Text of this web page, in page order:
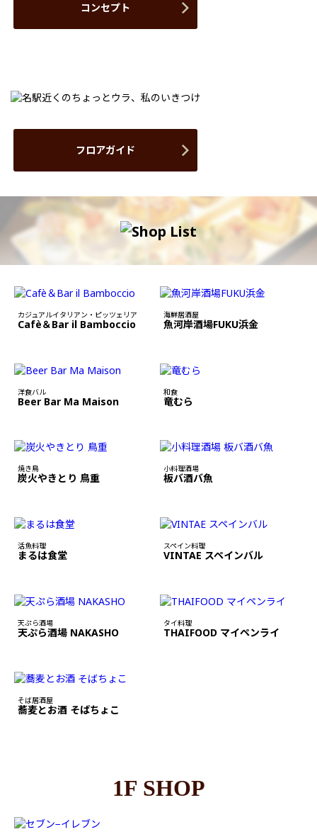
コンセプト
フロアガイド
カジュアルイタリアン・ピッツェリア
Cafè＆Bar il Bamboccio
海鮮居酒屋
魚河岸酒場FUKU浜金
洋食バル
Beer Bar Ma Maison
和食
竜むら
焼き鳥
炭火やきとり 鳥重
小料理酒場
板バ酒バ魚
活魚料理
まるは食堂
スペイン料理
VINTAE スペインバル
天ぷら酒場
天ぷら酒場 NAKASHO
タイ料理
THAIFOOD マイペンライ
そば居酒屋
蕎麦とお酒 そばちょこ
1F SHOP